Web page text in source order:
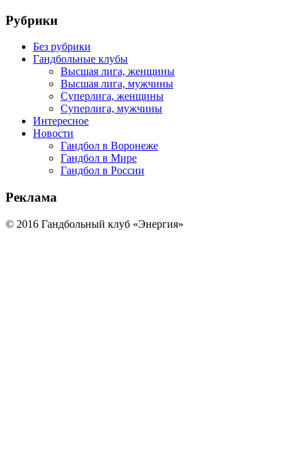
Рубрики
Без рубрики
Гандбольные клубы
Высшая лига, женщины
Высшая лига, мужчины
Суперлига, женщины
Суперлига, мужчины
Интересное
Новости
Гандбол в Воронеже
Гандбол в Мире
Гандбол в России
Реклама
© 2016 Гандбольный клуб «Энергия»